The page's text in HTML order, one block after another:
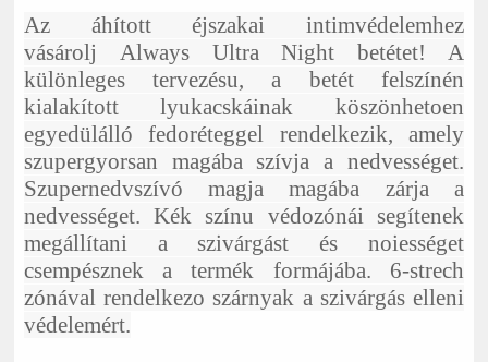
Az áhított éjszakai intimvédelemhez
vásárolj Always Ultra Night betétet! A
különleges tervezésu, a betét felszínén
kialakított lyukacskáinak köszönhetoen
egyedülálló fedoréteggel rendelkezik, amely
szupergyorsan magába szívja a nedvességet.
Szupernedvszívó magja magába zárja a
nedvességet. Kék színu védozónái segítenek
megállítani a szivárgást és noiességet
csempésznek a termék formájába. 6-strech
zónával rendelkezo szárnyak a szivárgás elleni
védelemért.